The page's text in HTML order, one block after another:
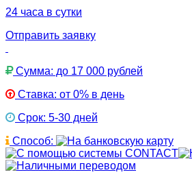
24 часа в сутки
Отправить заявку
Сумма: до 17 000 рублей
Ставка: от 0% в день
Срок: 5-30 дней
Способ: